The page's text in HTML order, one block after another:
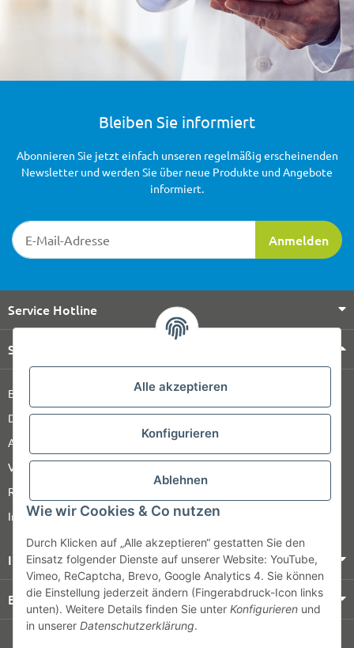
Alle akzeptieren
Konfigurieren
Ablehnen
Wie wir Cookies & Co nutzen
Durch Klicken auf „Alle akzeptieren“ gestatten Sie den
Einsatz folgender Dienste auf unserer Website: YouTube,
Vimeo, ReCaptcha, Brevo, Google Analytics 4. Sie können
die Einstellung jederzeit ändern (Fingerabdruck-Icon links
unten). Weitere Details finden Sie unter Konfigurieren und
in unserer Datenschutzerklärung.
Bleiben Sie informiert
Newsletter-Registrierung
Anmelden
Abonnieren Sie jetzt einfach unseren regelmäßig erscheinenden
Newsletter und werden Sie über neue Produkte und Angebote
informiert.
Service Hotline
Shop Service
Barrierefreiheitserklärung
Datenschutz
AGB
Versandinformationen
Retour
Impressum
Informationen
Bezahlung & Versand
© HOZ MEDI WERK